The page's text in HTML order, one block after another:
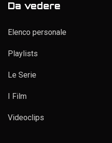
Da vedere
Elenco personale
Playlists
Le Serie
I Film
Videoclips